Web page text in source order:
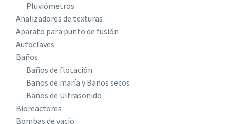
Pluviómetros
Analizadores de texturas
Aparato para punto de fusión
Autoclaves
Baños
Baños de flotación
Baños de maría y Baños secos
Baños de Ultrasonido
Bioreactores
Bombas de vacío